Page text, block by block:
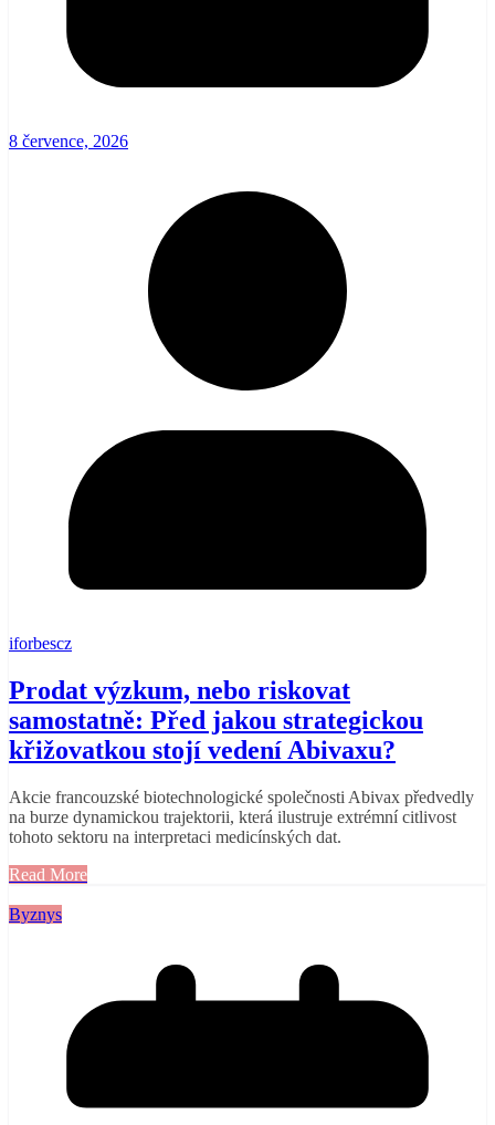
8 července, 2026
iforbescz
Prodat výzkum, nebo riskovat
samostatně: Před jakou strategickou
křižovatkou stojí vedení Abivaxu?
Akcie francouzské biotechnologické společnosti Abivax předvedly
na burze dynamickou trajektorii, která ilustruje extrémní citlivost
tohoto sektoru na interpretaci medicínských dat.
Read More
Byznys